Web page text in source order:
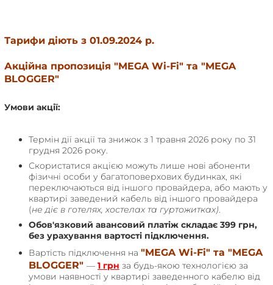
Тарифи діють з 01.09.2024 р.
Акційна пропозиція "MEGA Wi-Fi" та "MEGA
BLOGGER"
Умови акції:
Термін дії акції та знижок з 1 травня 2026 року по 31
грудня 2026 року.
Скористатися акцією можуть лише нові абоненти
фізичні особи у багатоповерхових будинках, які
переключаються від іншого провайдера, або мають у
квартирі заведений кабель від іншого провайдера
(не діє в готелях, хостелах та гуртожитках).
Обов'язковий авансовий платіж складає 399 грн,
без урахування вартості підключення.
Вартість підключення на "MEGA Wi-Fi" та "MEGA
BLOGGER" — 1 грн за будь-якою технологією за
умови наявності у квартирі заведенного кабелю від